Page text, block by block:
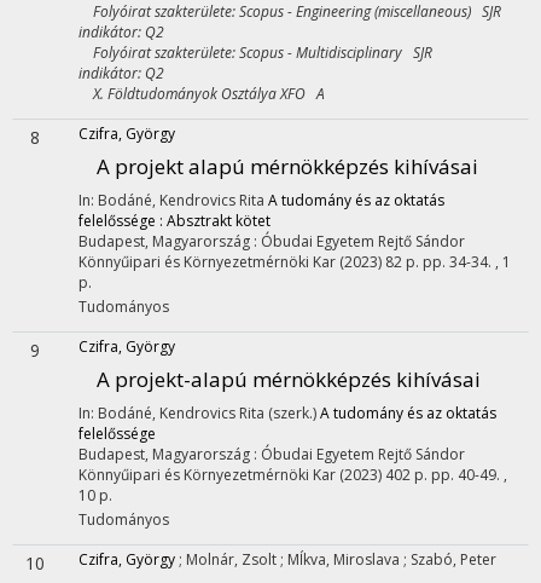
Folyóirat szakterülete: Scopus - Engineering (miscellaneous) SJR
indikátor: Q2
Folyóirat szakterülete: Scopus - Multidisciplinary SJR
indikátor: Q2
X. Földtudományok Osztálya XFO A
8 Czifra, György
A projekt alapú mérnökképzés kihívásai
In: Bodáné, Kendrovics Rita A tudomány és az oktatás
felelőssége : Absztrakt kötet
Budapest, Magyarország : Óbudai Egyetem Rejtő Sándor
Könnyűipari és Környezetmérnöki Kar (2023) 82 p. pp. 34-34. , 1
p.
Tudományos
9 Czifra, György
A projekt-alapú mérnökképzés kihívásai
In: Bodáné, Kendrovics Rita (szerk.)A tudomány és az oktatás
felelőssége
Budapest, Magyarország : Óbudai Egyetem Rejtő Sándor
Könnyűipari és Környezetmérnöki Kar (2023) 402 p. pp. 40-49. ,
10 p.
Tudományos
10 Czifra, György ; Molnár, Zsolt ; Mĺkva, Miroslava ; Szabó, Peter